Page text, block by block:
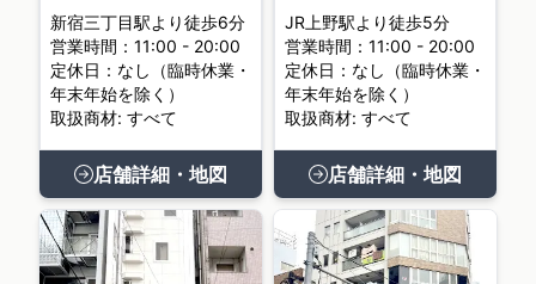
新宿三丁目駅より徒歩6分
営業時間：11:00 - 20:00
定休日：なし（臨時休業・
年末年始を除く）
取扱商材: すべて
店舗詳細・地図
JR上野駅より徒歩5分
営業時間：11:00 - 20:00
定休日：なし（臨時休業・
年末年始を除く）
取扱商材: すべて
店舗詳細・地図